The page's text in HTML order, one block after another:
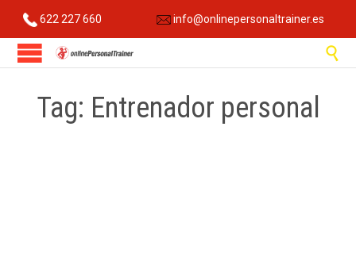
622 227 660 info@onlinepersonaltrainer.es

Tag: Entrenador personal